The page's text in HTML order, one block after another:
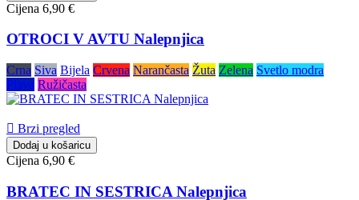
Cijena 6,90 €
OTROCI V AVTU Nalepnjica
Crna Siva Bijela Crvena Narančasta Žuta Zelena Svetlo modra
Plava Ružičasta
 Brzi pregled
Dodaj u košaricu
Cijena 6,90 €
BRATEC IN SESTRICA Nalepnjica